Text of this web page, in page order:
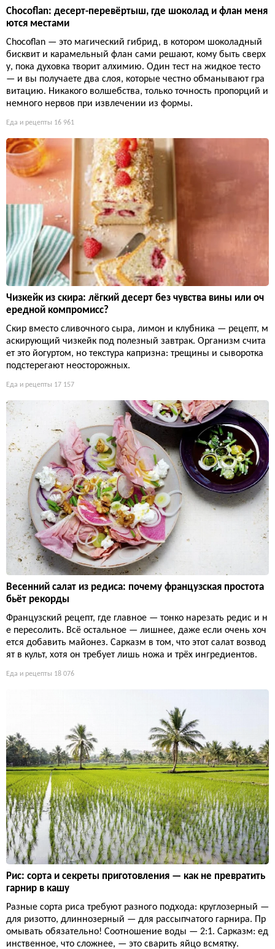
Chocoflan: десерт-перевёртыш, где шоколад и флан меня
ются местами
Chocoflan — это магический гибрид, в котором шоколадный
бисквит и карамельный флан сами решают, кому быть сверх
у, пока духовка творит алхимию. Один тест на жидкое тесто
— и вы получаете два слоя, которые честно обманывают гра
витацию. Никакого волшебства, только точность пропорций и
немного нервов при извлечении из формы.
Еда и рецепты 16 961
Чизкейк из скира: лёгкий десерт без чувства вины или оч
ередной компромисс?
Скир вместо сливочного сыра, лимон и клубника — рецепт, м
аскирующий чизкейк под полезный завтрак. Организм счита
ет это йогуртом, но текстура капризна: трещины и сыворотка
подстерегают неосторожных.
Еда и рецепты 17 157
Весенний салат из редиса: почему французская простота
бьёт рекорды
Французский рецепт, где главное — тонко нарезать редис и н
е пересолить. Всё остальное — лишнее, даже если очень хоч
ется добавить майонез. Сарказм в том, что этот салат возвод
ят в культ, хотя он требует лишь ножа и трёх ингредиентов.
Еда и рецепты 18 076
Рис: сорта и секреты приготовления — как не превратить
гарнир в кашу
Разные сорта риса требуют разного подхода: круглозерный —
для ризотто, длиннозерный — для рассыпчатого гарнира. Пр
омывать обязательно! Соотношение воды — 2:1. Сарказм: ед
инственное, что сложнее, — это сварить яйцо всмятку.